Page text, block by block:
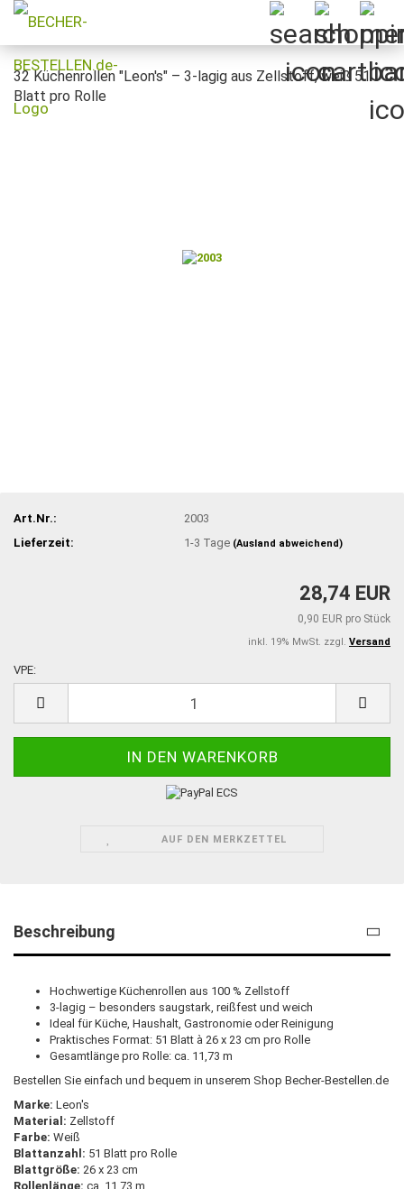
32 Küchenrollen "Leon's" – 3-lagig aus Zellstoff, weiß 51
Blatt pro Rolle
Art.Nr.:
2003
Lieferzeit:
1-3 Tage (Ausland abweichend)
28,74 EUR
0,90 EUR pro Stück
inkl. 19% MwSt. zzgl. Versand
VPE:
AUF DEN MERKZETTEL
Beschreibung
Hochwertige Küchenrollen aus 100 % Zellstoff
3-lagig – besonders saugstark, reißfest und weich
Ideal für Küche, Haushalt, Gastronomie oder Reinigung
Praktisches Format: 51 Blatt à 26 x 23 cm pro Rolle
Gesamtlänge pro Rolle: ca. 11,73 m
Bestellen Sie einfach und bequem in unserem Shop Becher-Bestellen.de
Marke: Leon's
Material: Zellstoff
Farbe: Weiß
Blattanzahl: 51 Blatt pro Rolle
Blattgröße: 26 x 23 cm
Rollenlänge: ca. 11,73 m